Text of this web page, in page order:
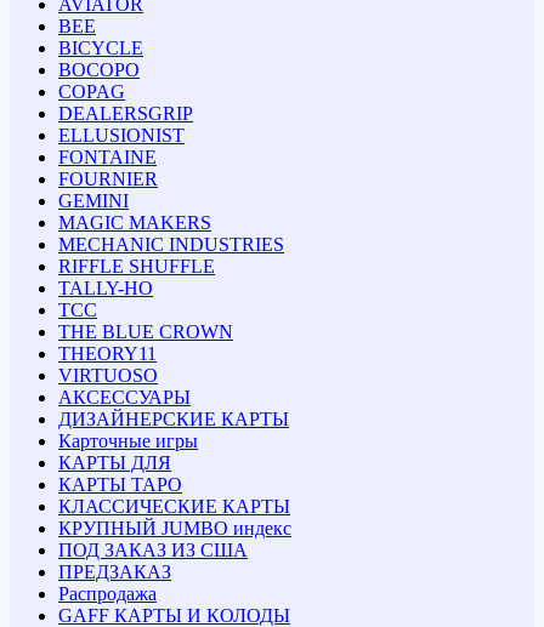
BEE
BICYCLE
BOCOPO
COPAG
DEALERSGRIP
ELLUSIONIST
FONTAINE
FOURNIER
GEMINI
MAGIC MAKERS
MECHANIC INDUSTRIES
RIFFLE SHUFFLE
TALLY-HO
TCC
THE BLUE CROWN
THEORY11
VIRTUOSO
АКСЕССУАРЫ
ДИЗАЙНЕРСКИЕ КАРТЫ
Карточные игры
КАРТЫ ДЛЯ
КАРТЫ ТАРО
КЛАССИЧЕСКИЕ КАРТЫ
КРУПНЫЙ JUMBO индекс
ПОД ЗАКАЗ ИЗ США
ПРЕДЗАКАЗ
Распродажа
GAFF КАРТЫ И КОЛОДЫ